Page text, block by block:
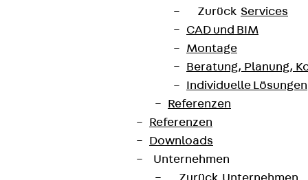
Zurück Services
CAD und BIM
Montage
Beratung, Planung,
Individuelle Lösungen
Referenzen
Referenzen
Downloads
Unternehmen